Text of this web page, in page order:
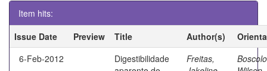
Item hits:
Issue Date
Preview Title Author(s)
6-Feb-2012
Digestibilidade
Freitas,